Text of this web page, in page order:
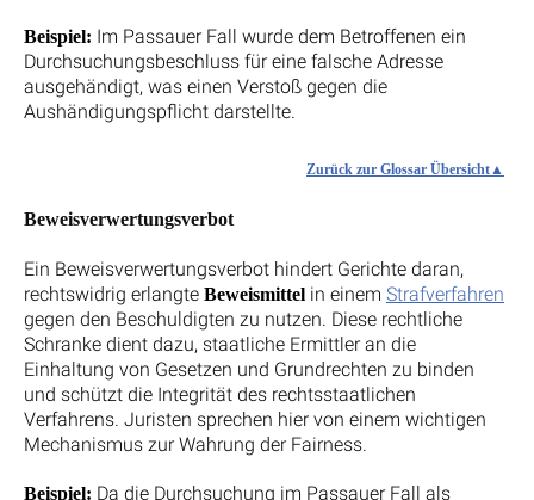
Beispiel: Im Passauer Fall wurde dem Betroffenen ein
Durchsuchungsbeschluss für eine falsche Adresse
ausgehändigt, was einen Verstoß gegen die
Aushändigungspflicht darstellte.
Zurück zur Glossar Übersicht
Beweisverwertungsverbot
Ein Beweisverwertungsverbot hindert Gerichte daran,
rechtswidrig erlangte Beweismittel in einem Strafverfahren
gegen den Beschuldigten zu nutzen. Diese rechtliche
Schranke dient dazu, staatliche Ermittler an die
Einhaltung von Gesetzen und Grundrechten zu binden
und schützt die Integrität des rechtsstaatlichen
Verfahrens. Juristen sprechen hier von einem wichtigen
Mechanismus zur Wahrung der Fairness.
Beispiel: Da die Durchsuchung im Passauer Fall als